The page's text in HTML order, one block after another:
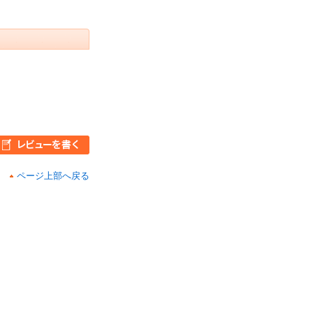
ページ上部へ戻る